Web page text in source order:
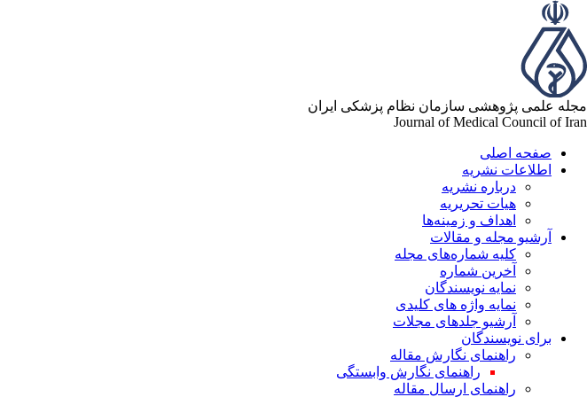
مجله علمی پژوهشی سازمان نظام پزشکی ایران
Journal of Medical Council of Iran
صفحه اصلی
اطلاعات نشریه
درباره نشریه
هیات تحریریه
اهداف و زمینه‌ها
آرشیو مجله و مقالات
کلیه شماره‌های مجله
آخرین شماره
نمایه نویسندگان
نمایه واژه های کلیدی
آرشیو جلدهای مجلات
برای نویسندگان
راهنمای نگارش مقاله
راهنمای نگارش وابستگی
راهنمای ارسال مقاله